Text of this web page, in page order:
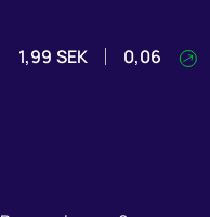
1,99 SEK 0,06